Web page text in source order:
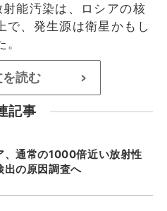
能汚染は、ロシアの核
で、発生源は衛星かもし
読む >
記事
、通常の1000倍近い放射性
出の原因調査へ